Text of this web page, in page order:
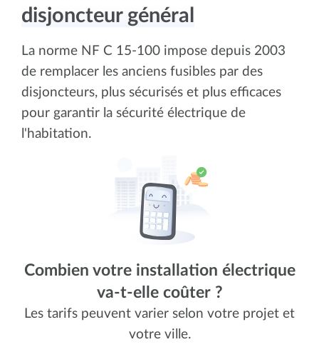
disjoncteur général
La norme NF C 15-100 impose depuis 2003
de remplacer les anciens fusibles par des
disjoncteurs, plus sécurisés et plus efficaces
pour garantir la sécurité électrique de
l'habitation.
Combien votre installation électrique
va-t-elle coûter ?
Les tarifs peuvent varier selon votre projet et
votre ville.